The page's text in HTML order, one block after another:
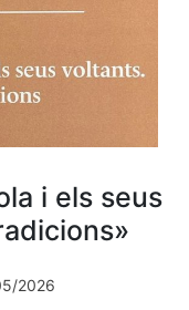
i els seus
2026